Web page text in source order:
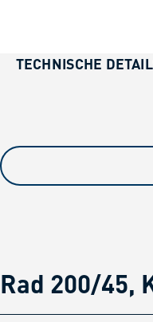
TECHNISCHE
Rad 200/45,